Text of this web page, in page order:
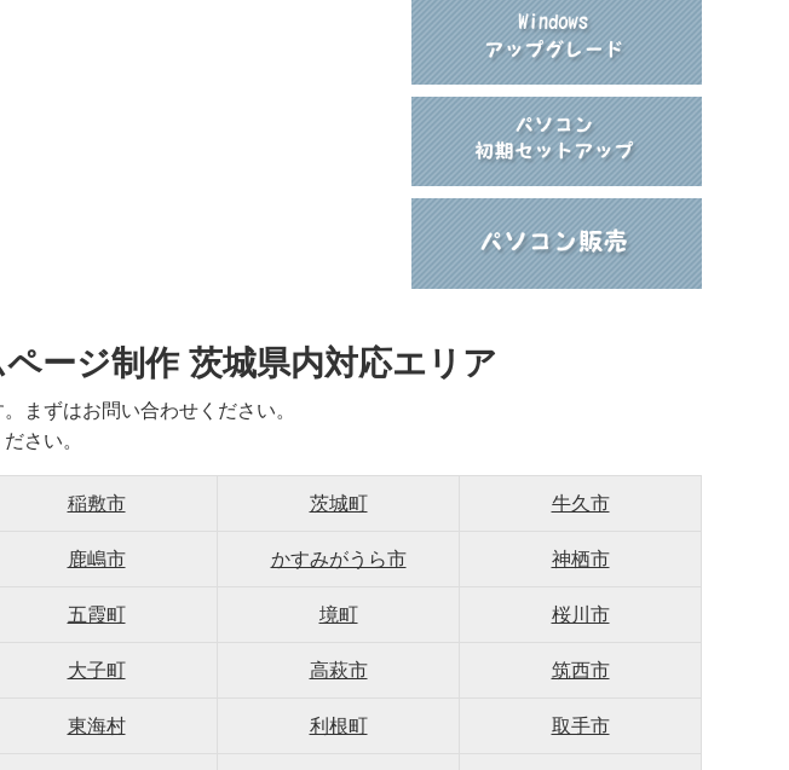
ージ制作 茨城県内対応エリア
まずはお問い合わせください。
さい。
稲敷市 茨城町 牛久市
鹿嶋市 かすみがうら市 神栖市
五霞町 境町 桜川市
大子町 高萩市 筑西市
東海村 利根町 取手市